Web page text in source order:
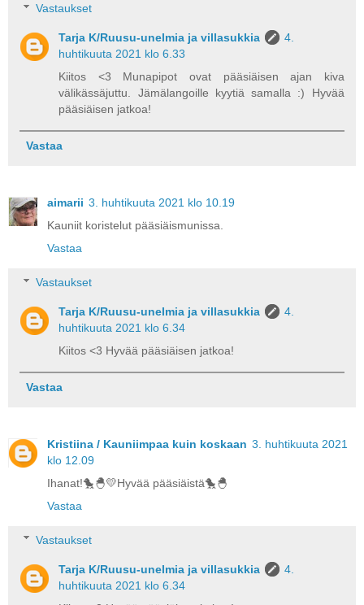
Vastaukset
Tarja K/Ruusu-unelmia ja villasukkia
4.
huhtikuuta 2021 klo 6.33
Kiitos <3 Munapipot ovat pääsiäisen ajan kiva
välikässäjuttu. Jämälangoille kyytiä samalla :) Hyvää
pääsiäisen jatkoa!
Vastaa
aimarii 3. huhtikuuta 2021 klo 10.19
Kauniit koristelut pääsiäismunissa.
Vastaa
Vastaukset
Tarja K/Ruusu-unelmia ja villasukkia
4.
huhtikuuta 2021 klo 6.34
Kiitos <3 Hyvää pääsiäisen jatkoa!
Vastaa
Kristiina / Kauniimpaa kuin koskaan 3. huhtikuuta 2021
klo 12.09
Ihanat!🐤🐣💛Hyvää pääsiäistä🐤🐣
Vastaa
Vastaukset
Tarja K/Ruusu-unelmia ja villasukkia
4.
huhtikuuta 2021 klo 6.34